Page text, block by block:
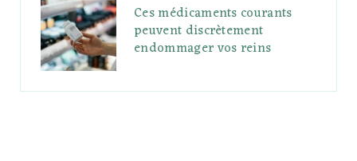
Ces médicaments courants
peuvent discrètement
endommager vos reins